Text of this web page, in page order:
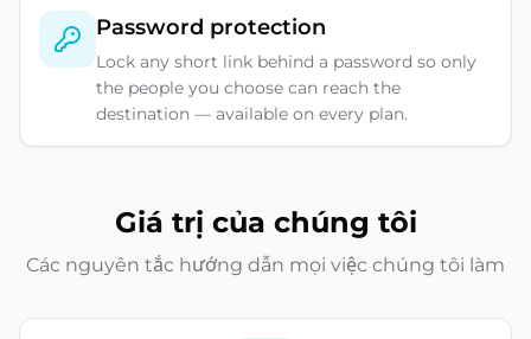
Password protection
Lock any short link behind a password so only
the people you choose can reach the
destination — available on every plan.
Giá trị của chúng tôi
Các nguyên tắc hướng dẫn mọi việc chúng tôi làm